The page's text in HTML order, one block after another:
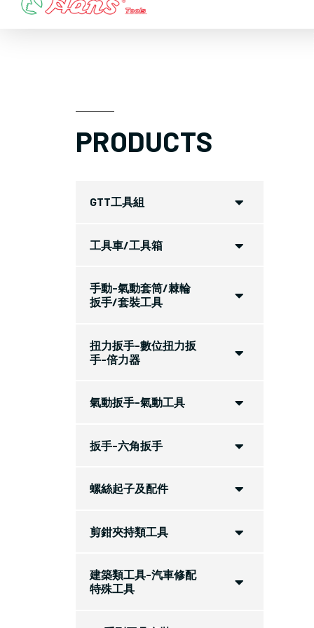
PRODUCTS
GTT工具組
工具車/工具箱
手動-氣動套筒/棘輪
扳手/套裝工具
扭力扳手-數位扭力扳
手-倍力器
氣動扳手-氣動工具
扳手-六角扳手
螺絲起子及配件
剪鉗夾持類工具
建築類工具-汽車修配
特殊工具